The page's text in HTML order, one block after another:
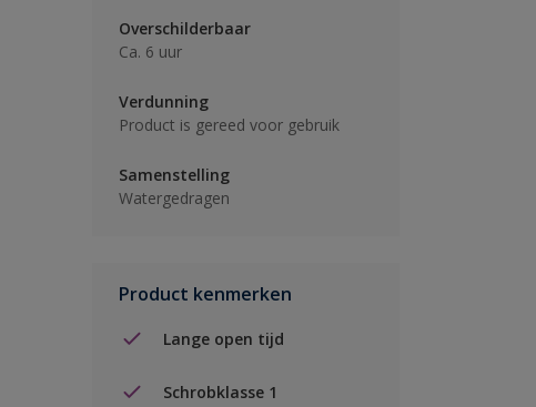
Overschilderbaar
Ca. 6 uur
Verdunning
Product is gereed voor gebruik
Samenstelling
Watergedragen
Product kenmerken
Lange open tijd
Schrobklasse 1